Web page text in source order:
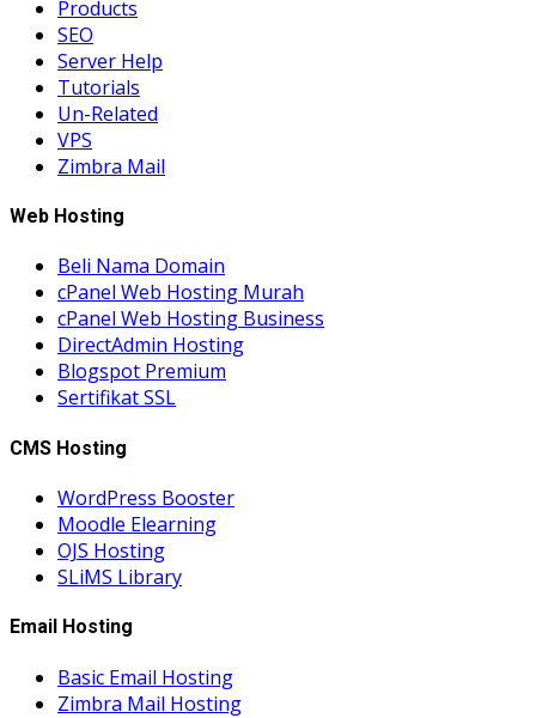
Products
SEO
Server Help
Tutorials
Un-Related
VPS
Zimbra Mail
Web Hosting
Beli Nama Domain
cPanel Web Hosting Murah
cPanel Web Hosting Business
DirectAdmin Hosting
Blogspot Premium
Sertifikat SSL
CMS Hosting
WordPress Booster
Moodle Elearning
OJS Hosting
SLiMS Library
Email Hosting
Basic Email Hosting
Zimbra Mail Hosting